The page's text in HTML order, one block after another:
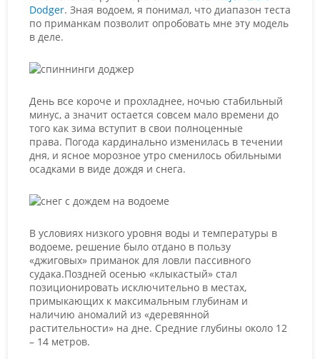
Dodger. Зная водоем, я понимал, что диапазон теста
по приманкам позволит опробовать мне эту модель
в деле.
День все короче и прохладнее, ночью стабильный
минус, а значит остается совсем мало времени до
того как зима вступит в свои полноценные
права. Погода кардинально изменилась в течении
дня, и ясное морозное утро сменилось обильными
осадками в виде дождя и снега.
В условиях низкого уровня воды и температуры в
водоеме, решение было отдано в пользу
«джиговых» приманок для ловли пассивного
судака.Поздней осенью «клыкастый» стал
позиционировать исключительно в местах,
примыкающих к максимальным глубинам и
наличию аномалий из «деревянной
растительности» на дне. Средние глубины около 12
– 14 метров.